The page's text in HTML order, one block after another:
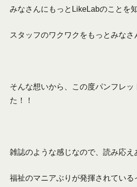
みなさんにもっとLikeLabのことを
スタッフのワクワクをもっとみな
そんな想いから、この度パンフレッ
た！！
雑誌のような感じなので、読み応え
福祉のマニアぶりが発揮されている